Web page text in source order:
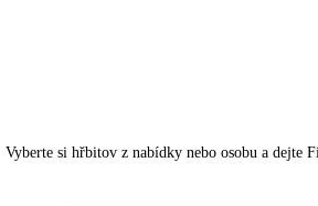
Vyberte si hřbitov z nabídky nebo osobu a dejte